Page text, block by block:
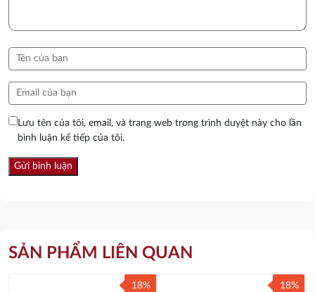
Lưu tên của tôi, email, và trang web trong trình duyệt này cho lần
bình luận kế tiếp của tôi.
SẢN PHẨM LIÊN QUAN
18% 18%